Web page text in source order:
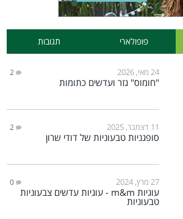
פופולארי תגובות
24 מאי, 2026 2
"חומוס" גזר ועדשים כתומות
11 דצמבר, 2025 2
סופגניות טבעוניות של דודי שרון
27 מרץ, 2024 0
עוגיות m&m - עוגיות עדשים צבעוניות
טבעוניות